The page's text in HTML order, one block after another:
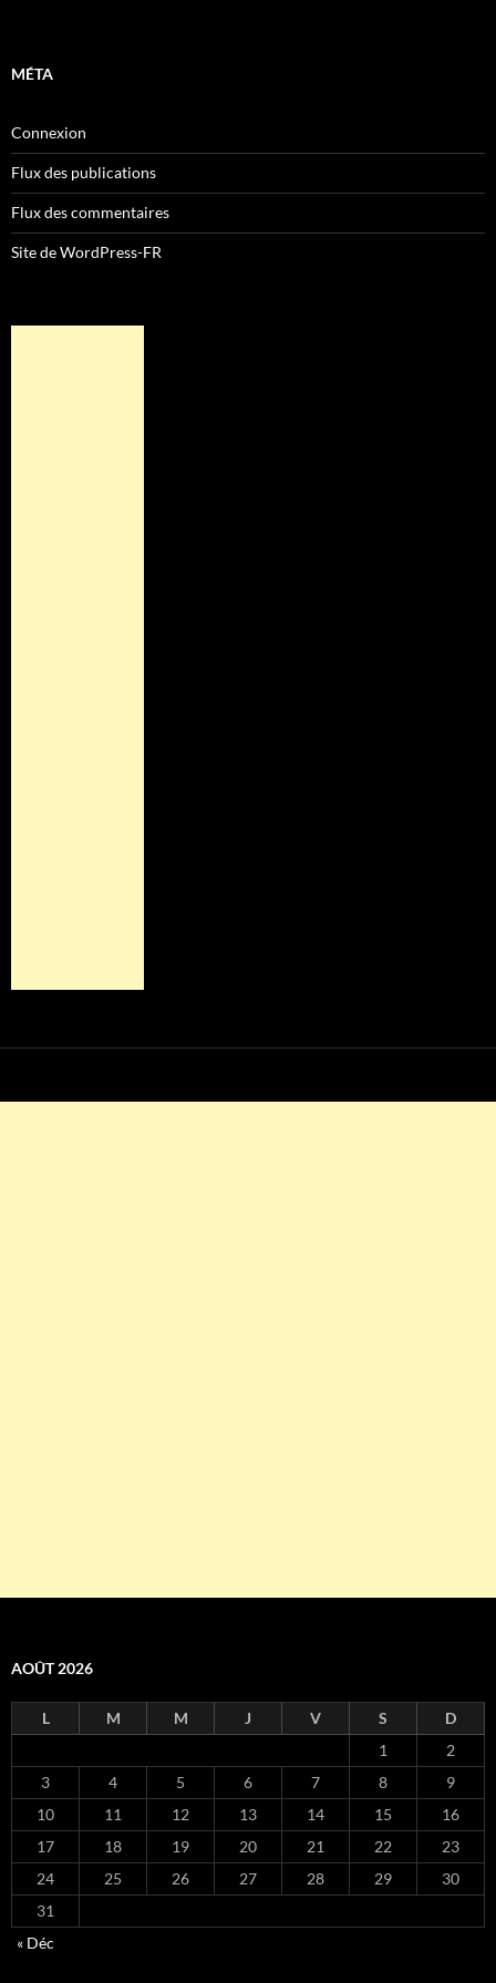
MÉTA
Connexion
Flux des publications
Flux des commentaires
Site de WordPress-FR
AOÛT 2026
L M M J V S
D
1
2
3
4 5 6 7 8
9
10
11 12 13 14 15
16
17
18 19 20 21 22
23
24
25 26 27 28 29
30
31
« Déc